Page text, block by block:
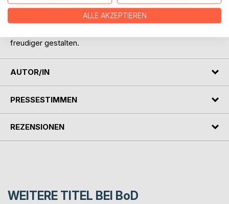
Möge die verborgene Tiefe in der Schlichtheit dieser
kurzen Impulsgeber auch dein Herz begeistern und dieser
freudiger gestalten.
AUTOR/IN
PRESSESTIMMEN
REZENSIONEN
WEITERE TITEL BEI BoD
ALLE AKZEPTIEREN